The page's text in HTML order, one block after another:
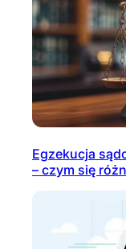
Egzekucja
– czym się